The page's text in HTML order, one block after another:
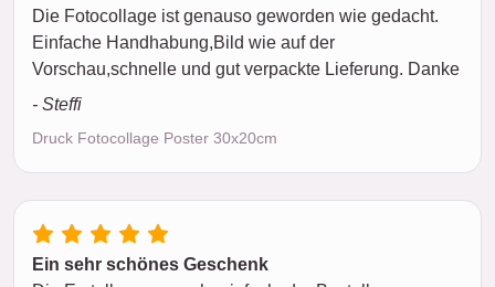
Die Fotocollage ist genauso geworden wie gedacht.
Einfache Handhabung,Bild wie auf der
Vorschau,schnelle und gut verpackte Lieferung. Danke
- Steffi
Druck Fotocollage Poster 30x20cm
Ein sehr schönes Geschenk